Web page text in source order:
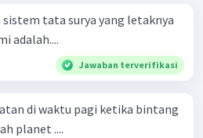
tata surya yang letaknya
adalah....
Jawaban terverifikasi
di waktu pagi ketika bintang
planet ....